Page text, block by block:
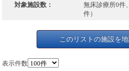
対象施設数：
無床診療所0件
件）
このリストの施設を
表示件数